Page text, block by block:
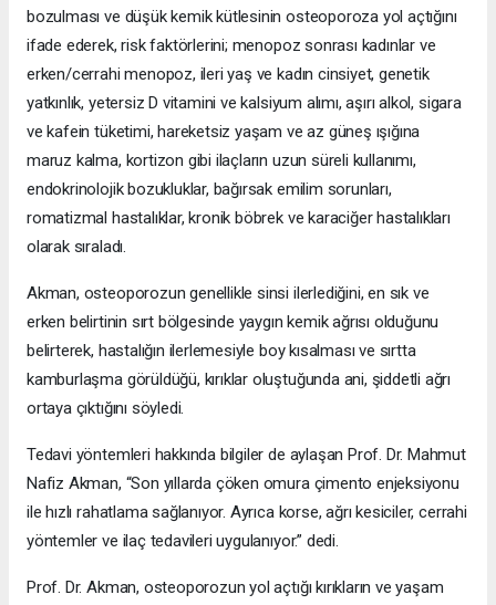
bozulması ve düşük kemik kütlesinin osteoporoza yol açtığını
ifade ederek, risk faktörlerini; menopoz sonrası kadınlar ve
erken/cerrahi menopoz, ileri yaş ve kadın cinsiyet, genetik
yatkınlık, yetersiz D vitamini ve kalsiyum alımı, aşırı alkol, sigara
ve kafein tüketimi, hareketsiz yaşam ve az güneş ışığına
maruz kalma, kortizon gibi ilaçların uzun süreli kullanımı,
endokrinolojik bozukluklar, bağırsak emilim sorunları,
romatizmal hastalıklar, kronik böbrek ve karaciğer hastalıkları
olarak sıraladı.
Akman, osteoporozun genellikle sinsi ilerlediğini, en sık ve
erken belirtinin sırt bölgesinde yaygın kemik ağrısı olduğunu
belirterek, hastalığın ilerlemesiyle boy kısalması ve sırtta
kamburlaşma görüldüğü, kırıklar oluştuğunda ani, şiddetli ağrı
ortaya çıktığını söyledi.
Tedavi yöntemleri hakkında bilgiler de aylaşan Prof. Dr. Mahmut
Nafiz Akman, “Son yıllarda çöken omura çimento enjeksiyonu
ile hızlı rahatlama sağlanıyor. Ayrıca korse, ağrı kesiciler, cerrahi
yöntemler ve ilaç tedavileri uygulanıyor.” dedi.
Prof. Dr. Akman, osteoporozun yol açtığı kırıkların ve yaşam